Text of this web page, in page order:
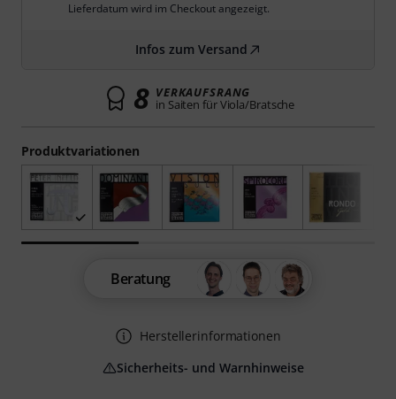
Produktvariationen
Lieferdatum wird im Checkout angezeigt.
Infos zum Versand
8 VERKAUFSRANG
in Saiten für Viola/Bratsche
Beratung
Herstellerinformationen
Sicherheits- und Warnhinweise